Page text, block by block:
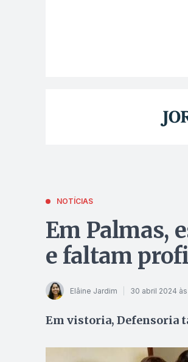
NOTÍCIAS
Em Palmas,
e faltam
Elâine Jardim 30 abril 2024 às
Em vistoria, Defensoria